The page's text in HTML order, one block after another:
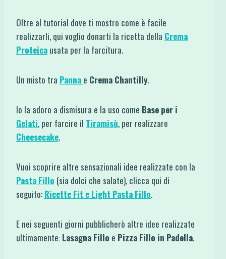
Oltre al tutorial dove ti mostro come è facile
realizzarli, qui voglio donarti la ricetta della Crema
Proteica usata per la farcitura.
Un misto tra Panna e Crema Chantilly.
Io la adoro a dismisura e la uso come Base per i
Gelati, per farcire il Tiramisù, per realizzare
Cheesecake.
Vuoi scoprire altre sensazionali idee realizzate con la
Pasta Fillo (sia dolci che salate), clicca qui di
seguito: Ricette Fit e Light Pasta Fillo.
E nei seguenti giorni pubblicherò altre idee realizzate
ultimamente: Lasagna Fillo e Pizza Fillo in Padella.